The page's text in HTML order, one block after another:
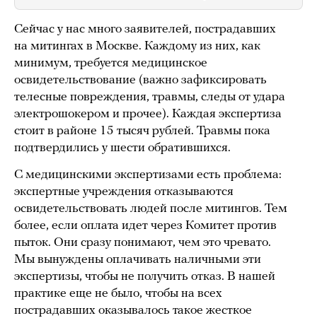
Сейчас у нас много заявителей, пострадавших
на митингах в Москве. Каждому из них, как
минимум, требуется медицинское
освидетельствование (важно зафиксировать
телесные повреждения, травмы, следы от удара
электрошокером и прочее). Каждая экспертиза
стоит в районе 15 тысяч рублей. Травмы пока
подтвердились у шести обратившихся.
С медицинскими экспертизами есть проблема:
экспертные учреждения отказываются
освидетельствовать людей после митингов. Тем
более, если оплата идет через Комитет против
пыток. Они сразу понимают, чем это чревато.
Мы вынуждены оплачивать наличными эти
экспертизы, чтобы не получить отказ. В нашей
практике еще не было, чтобы на всех
пострадавших оказывалось такое жесткое